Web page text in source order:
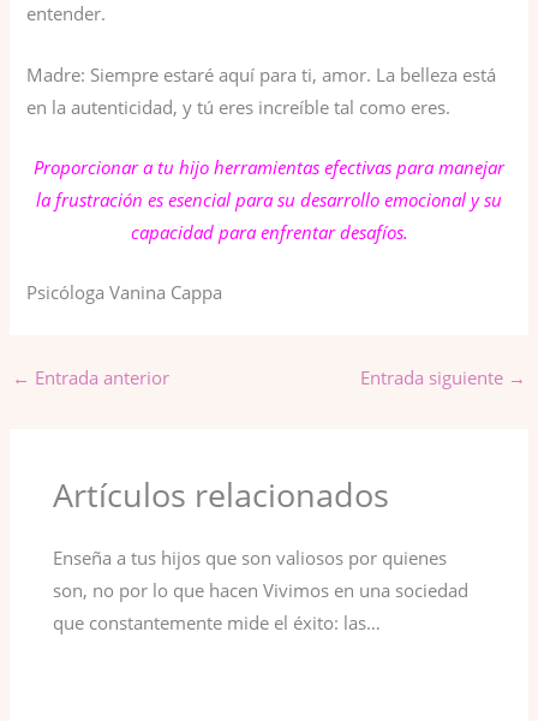
entender.
Madre: Siempre estaré aquí para ti, amor. La belleza está
en la autenticidad, y tú eres increíble tal como eres.
Proporcionar a tu hijo herramientas efectivas para manejar
la frustración es esencial para su desarrollo emocional y su
capacidad para enfrentar desafíos.
Psicóloga Vanina Cappa
← Entrada anterior Entrada siguiente →
Artículos relacionados
Enseña a tus hijos que son valiosos por quienes
son, no por lo que hacen Vivimos en una sociedad
que constantemente mide el éxito: las…